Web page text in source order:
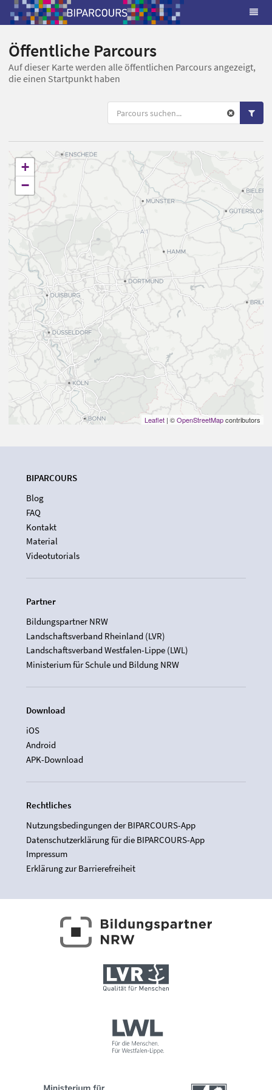
Öffentliche Parcours
Auf dieser Karte werden alle öffentlichen Parcours angezeigt,
die einen Startpunkt haben
+
−
Leaflet | ©OpenStreetMapcontributors
BIPARCOURS
Blog
FAQ
Kontakt
Material
Videotutorials
Partner
Bildungspartner NRW
Landschaftsverband Rheinland (LVR)
Landschaftsverband Westfalen-Lippe (LWL)
Ministerium für Schule und Bildung NRW
Download
iOS
Android
APK-Download
Rechtliches
Nutzungsbedingungen der BIPARCOURS-App
Datenschutzerklärung für die BIPARCOURS-App
Impressum
Erklärung zur Barrierefreiheit